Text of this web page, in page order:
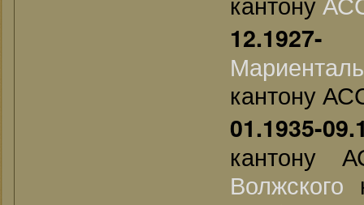
12.1927-
кантону
01.1935-
Волжского